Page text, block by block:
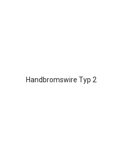
Handbromswire Typ 2